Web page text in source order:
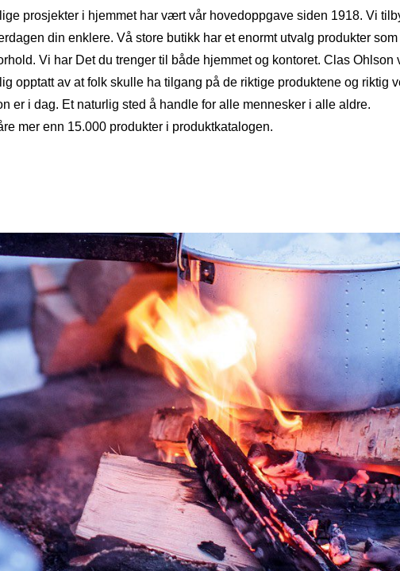
prosjekter i hjemmet har vært vår hovedoppgave siden 1918. Vi
din enklere. Vå store butikk har et enormt utvalg produkter
Vi har Det du trenger til både hjemmet og kontoret. Clas Ohlson
opptatt av at folk skulle ha tilgang på de riktige produktene og riktig
er i dag. Et naturlig sted å handle for alle mennesker i alle aldre.
mer enn 15.000 produkter i produktkatalogen.